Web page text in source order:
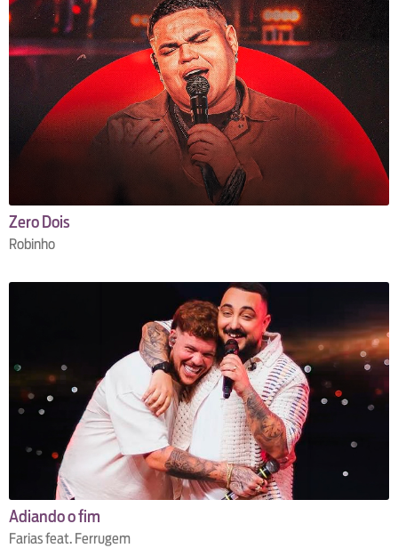
Zero Dois
Robinho
Adiando o fim
Farias feat. Ferrugem